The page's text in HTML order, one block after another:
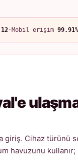
·Mobil erişim 99.91%
giriş. Cihaz türünü
havuzunu